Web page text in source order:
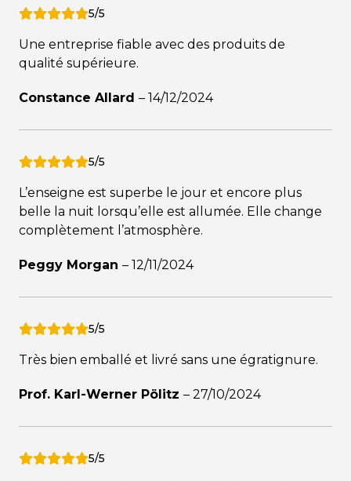
5/5
Une entreprise fiable avec des produits de
qualité supérieure.
Constance Allard – 14/12/2024
5/5
L’enseigne est superbe le jour et encore plus
belle la nuit lorsqu’elle est allumée. Elle change
complètement l’atmosphère.
Peggy Morgan – 12/11/2024
5/5
Très bien emballé et livré sans une égratignure.
Prof. Karl-Werner Pölitz – 27/10/2024
5/5